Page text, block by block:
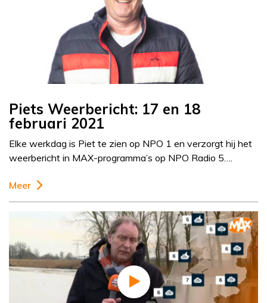
Piets Weerbericht: 17 en 18
februari 2021
Elke werkdag is Piet te zien op NPO 1 en verzorgt hij het
weerbericht in MAX-programma’s op NPO Radio 5….
Meer